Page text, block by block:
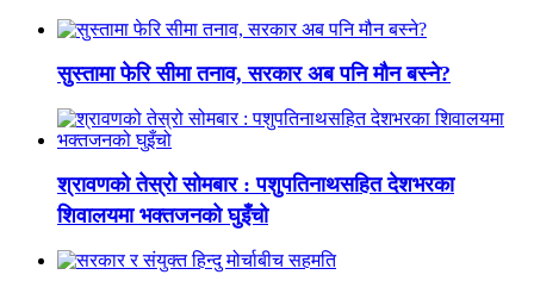
सुस्तामा फेरि सीमा तनाव, सरकार अब पनि मौन बस्ने?
श्रावणको तेस्रो सोमबार : पशुपतिनाथसहित देशभरका
शिवालयमा भक्तजनको घुइँचो